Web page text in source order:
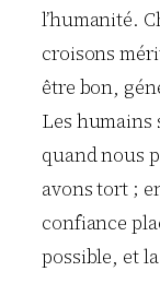
l’humanité.
croisons
être bon,
Les humains
quand nous
avons tort ;
confiance
possible, et